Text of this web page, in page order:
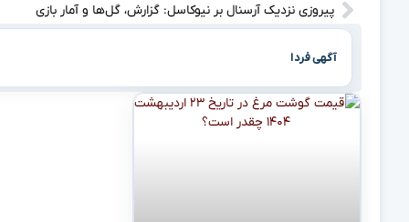
پیروزی نزدیک آرسنال بر نیوکاسل: گزارش، گل‌ها و آمار بازی
آگهی فردا